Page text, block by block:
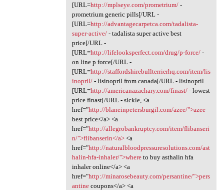
[URL=http://mplseye.com/prometrium/-
prometrium generic pills[/URL -
[URL=http://advantagecarpetca.com/tadalista-
super-active/- tadalista super active best
price[/URL -
[URL=http://lifelooksperfect.com/drug/p-force/-
on line p force[/URL -
[URL=http://staffordshirebullterrierhq.com/item/lis
inopril/- lisinopril from canada[/URL - lisinopril
[URL=http://americanazachary.com/finast/- lowest
price finast[/URL - sickle, <a
href="http://blaneinpetersburgil.com/azee/">azee
best price</a> <a
href="http://allegrobankruptcy.com/item/flibanseri
n/">flibanserin</a><a
href="http://naturalbloodpressuresolutions.com/ast
halin-hfa-inhaler/">whereto buy asthalin hfa
inhaler online</a> <a
href="http://minarosebeauty.com/persantine/">pers
antinecoupons</a> <a